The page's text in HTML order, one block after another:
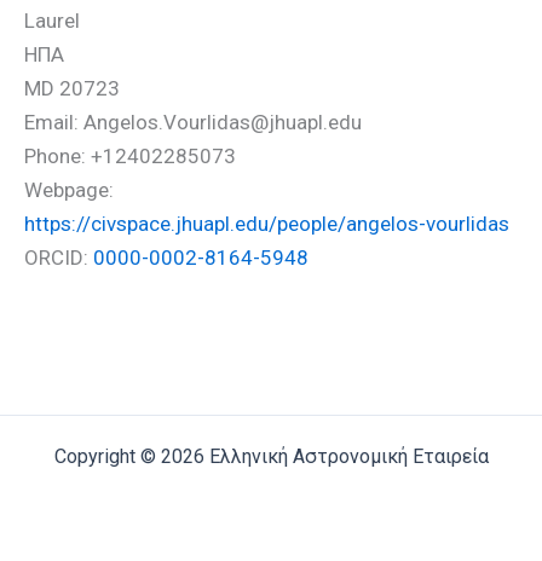
Laurel
ΗΠΑ
MD 20723
Email: Angelos.Vourlidas@jhuapl.edu
Phone: +12402285073
Webpage:
https://civspace.jhuapl.edu/people/angelos-vourlidas
ORCID: 0000-0002-8164-5948
Copyright © 2026 Ελληνική Αστρονομική Εταιρεία